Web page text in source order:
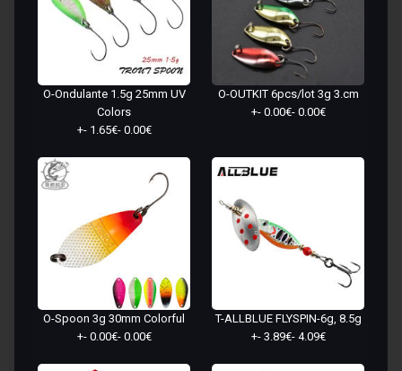
O-Ondulante 1.5g 25mm UV
Colors
+- 1.65€- 0.00€
O-OUTKIT 6pcs/lot 3g 3.cm
+- 0.00€- 0.00€
O-Spoon 3g 30mm Colorful
+- 0.00€- 0.00€
T-ALLBLUE FLYSPIN-6g, 8.5g
+- 3.89€- 4.09€